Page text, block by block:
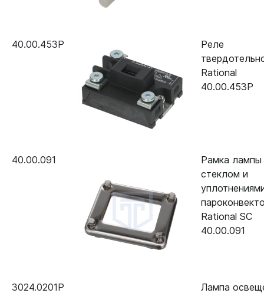
40.00.453P
Реле
Rational
40.00.453P
40.00.091
Рамка лампы
стеклом и
Rational SC
40.00.091
3024.0201P
Лампа